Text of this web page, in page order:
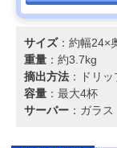
サイズ：約幅24×
重量 ：約3.7kg
摘出方法 ：ドリ
容量 ：最大4杯
サーバー ：ガラス